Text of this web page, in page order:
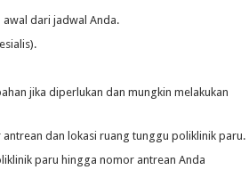
awal dari jadwal Anda.
jika diperlukan dan mungkin melakukan
dan lokasi ruang tunggu poliklinik paru.
paru hingga nomor antrean Anda